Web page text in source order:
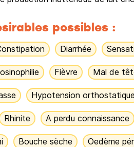
possibles :
Diarrhée
Fièvre Mal de
Hypotension orthostatique
Rhinite A perdu connaissance
Bouche sèche Oedème